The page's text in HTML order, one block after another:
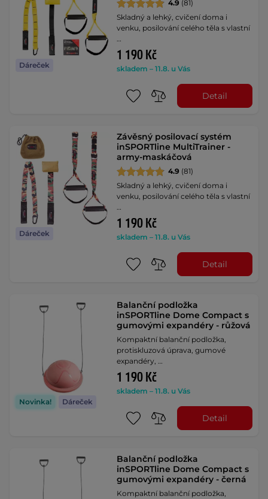
Dáreček
4.9 (81)
Skladný a lehký, cvičení doma i
venku, posilování celého těla s vlastní
…
1 190 Kč
skladem – 11.8. u Vás
Detail
Dáreček
Závěsný posilovací systém
inSPORTline MultiTrainer -
army-maskáčová
4.9 (81)
Skladný a lehký, cvičení doma i
venku, posilování celého těla s vlastní
…
1 190 Kč
skladem – 11.8. u Vás
Detail
Novinka! Dáreček
Balanční podložka
inSPORTline Dome Compact s
gumovými expandéry - růžová
Kompaktní balanční podložka,
protiskluzová úprava, gumové
expandéry, …
1 190 Kč
skladem – 11.8. u Vás
Detail
Balanční podložka
inSPORTline Dome Compact s
gumovými expandéry - černá
Kompaktní balanční podložka,